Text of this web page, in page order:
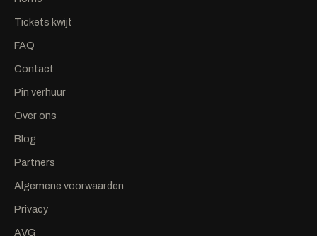
Tickets kwijt
FAQ
Contact
Pin verhuur
Over ons
Blog
Partners
Algemene voorwaarden
Privacy
AVG